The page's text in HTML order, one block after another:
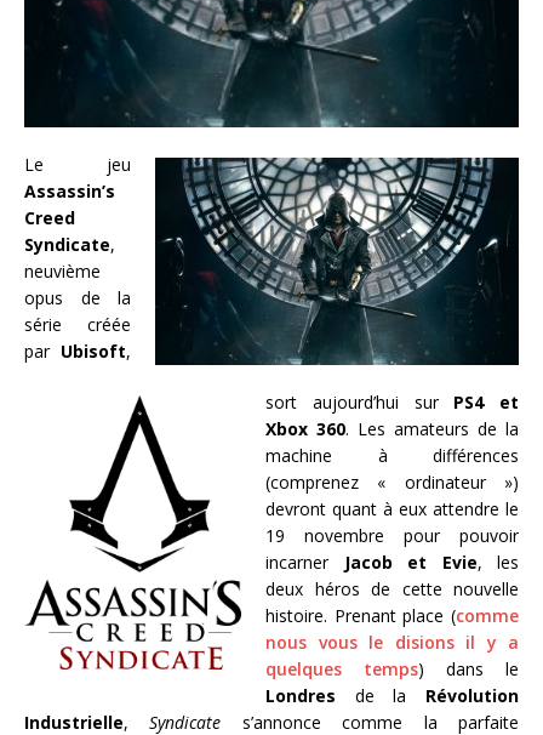
Le jeu
Assassin’s
Creed
Syndicate,
neuvième
opus de la
série créée
par Ubisoft,
sort aujourd’hui sur PS4 et
Xbox 360. Les amateurs de la
machine à différences
(comprenez « ordinateur »)
devront quant à eux attendre le
19 novembre pour pouvoir
incarnerJacob et Evie, les
deux héros de cette nouvelle
histoire. Prenant place (comme
nous vous le disions il y a
quelques temps) dans le
Londres de la Révolution
Industrielle,Syndicate s’annonce comme la parfaite